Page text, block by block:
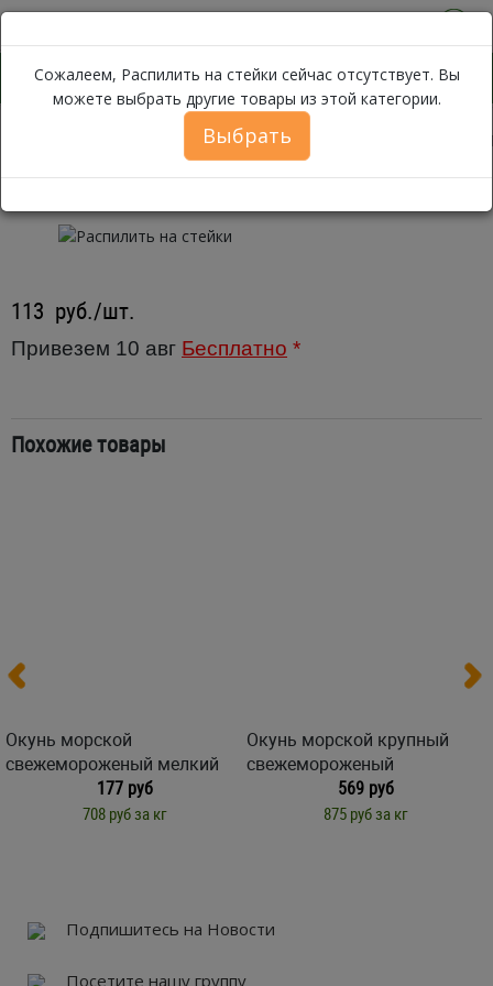
Свежемороженая рыба Распилить на
Сожалеем, Распилить на стейки сейчас отсутствует. Вы
можете выбрать другие товары из этой категории.
Выбрать
Распилить на стейки
113 руб./шт.
Привезем 10 авг Бесплатно *
Похожие товары
Окунь морской
свежемороженый мелкий
177 руб
708 руб за кг
Окунь морской крупный
свежемороженый
569 руб
875 руб за кг
Подпишитесь на Новости
Посетите нашу группу